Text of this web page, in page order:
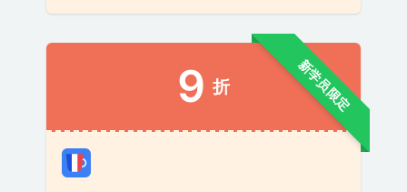
新学员限定
9 折